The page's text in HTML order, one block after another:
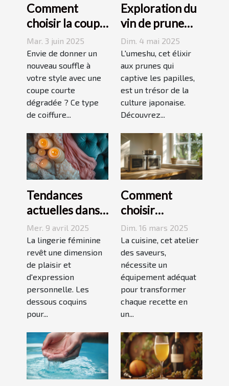
Comment
choisir la coupe
courte
dégradée
parfaite pour
votre visage
Mar. 3 juin 2025
Envie de donner un
nouveau souffle à
votre style avec une
coupe courte
dégradée ? Ce type
de coiffure...
Exploration du
vin de prune
umeshu :
origines,
saveurs et
accords
Dim. 4 mai 2025
L'umeshu, cet élixir
aux prunes qui
captive les papilles,
est un trésor de la
culture japonaise.
Découvrez...
Tendances
actuelles dans
les dessous
coquins pour
femmes
Mer. 9 avril 2025
La lingerie féminine
revêt une dimension
de plaisir et
d'expression
personnelle. Les
dessous coquins
pour...
Comment
choisir
l'équipement
de cuisine idéal
pour vos
recettes
Dim. 16 mars 2025
La cuisine, cet atelier
des saveurs,
nécessite un
équipement adéquat
pour transformer
chaque recette en
un...